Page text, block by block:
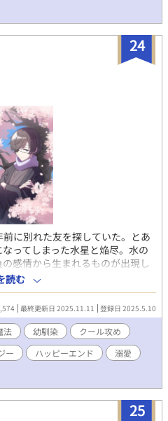
24
に別れた友を探していた。とあ
ってしまった水星と焔尽。水の
感情から生まれるものが出現し
は兄の水星、従者である帳と共
は、無傷で亡くなった見慣れな
と探していた変わり果てた焔尽の
と決めた水星だったが、焔尽の
まれていく。 毎週土日更新予定
読む
最終更新日 2025.11.11 登録日 2025.5.10
法 幼馴染
クール攻め
ー ハッピーエンド
溺愛
25